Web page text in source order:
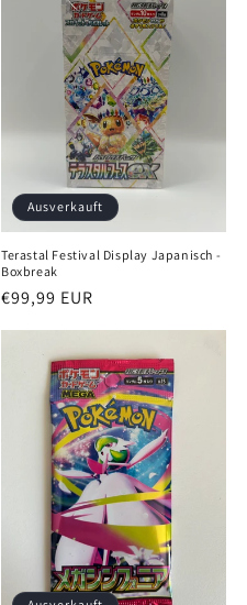
Ausverkauft
Terastal Festival Display Japanisch -
Boxbreak
Normaler
€99,99 EUR